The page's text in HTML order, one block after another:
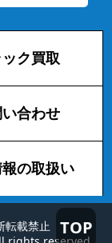
TOP
ック買取
合わせ
の取扱い
転載禁止